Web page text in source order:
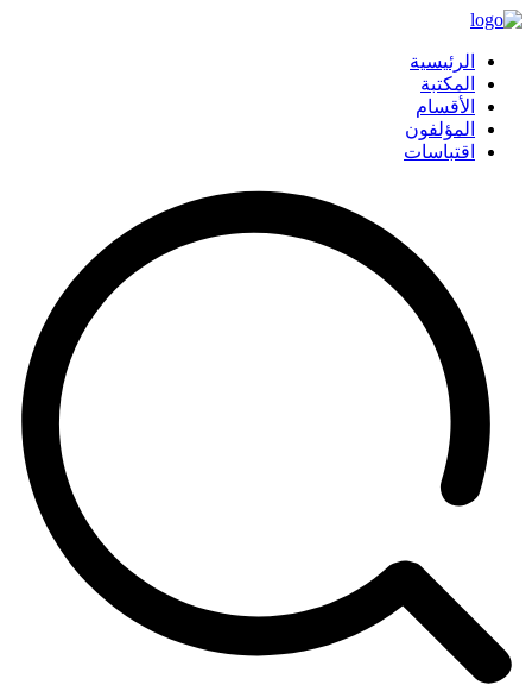
الرئيسية
المكتبة
الأقسام
المؤلفون
اقتباسات